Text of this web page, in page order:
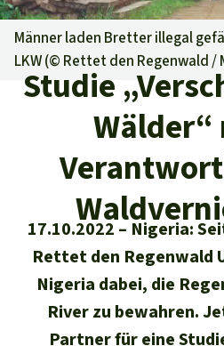
Informieren
Aktuelles
Alle
Kids
Unsere
Der
Klima
Regenwald
01/2026
04/2025
Erfolge
Überuns
Über uns
Der
Medien
Presse
Suche
Deutsch
Dringender
Regenwald-
Fragen &
Testament
Spendenkonto
Regenwald e. V.
DE114306 0967
GENODEM1GLS
GLS Bank
Männer laden Bretter illegal
LKW (© Rettet den Regenwald
Studie
17.10.2022
Nigeria:
Rettet den Regenwald
Nigeria dabei, die
River zu bewahren.
Partner für eine